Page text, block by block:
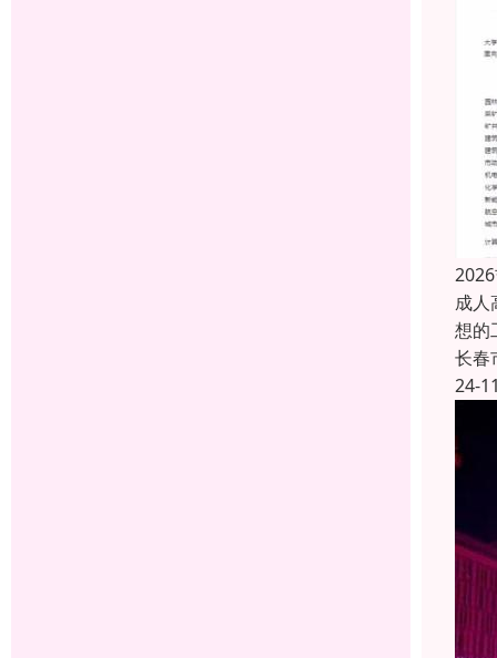
成人
想的
长春
24-